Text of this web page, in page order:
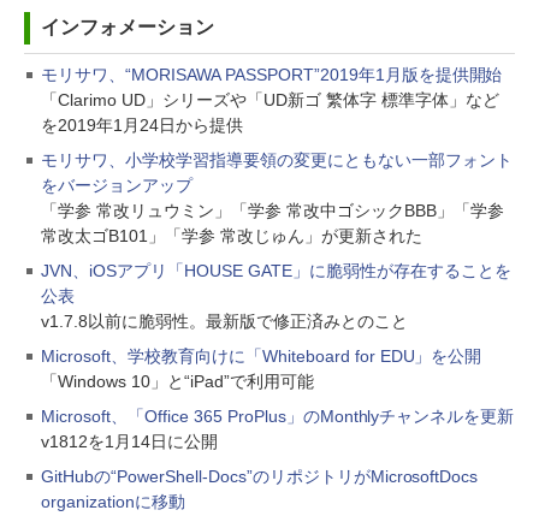
インフォメーション
モリサワ、“MORISAWA PASSPORT”2019年1月版を提供開始
「Clarimo UD」シリーズや「UD新ゴ 繁体字 標準字体」など
を2019年1月24日から提供
モリサワ、小学校学習指導要領の変更にともない一部フォント
をバージョンアップ
「学参 常改リュウミン」「学参 常改中ゴシックBBB」「学参
常改太ゴB101」「学参 常改じゅん」が更新された
JVN、iOSアプリ「HOUSE GATE」に脆弱性が存在することを
公表
v1.7.8以前に脆弱性。最新版で修正済みとのこと
Microsoft、学校教育向けに「Whiteboard for EDU」を公開
「Windows 10」と“iPad”で利用可能
Microsoft、「Office 365 ProPlus」のMonthlyチャンネルを更新
v1812を1月14日に公開
GitHubの“PowerShell-Docs”のリポジトリがMicrosoftDocs
organizationに移動